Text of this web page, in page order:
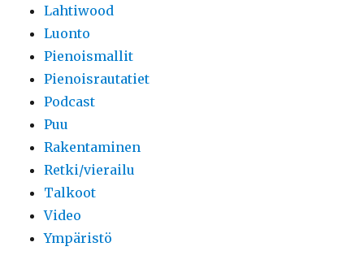
Lahtiwood
Luonto
Pienoismallit
Pienoisrautatiet
Podcast
Puu
Rakentaminen
Retki/vierailu
Talkoot
Video
Ympäristö